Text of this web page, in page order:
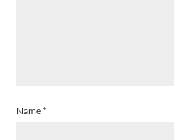
Name*